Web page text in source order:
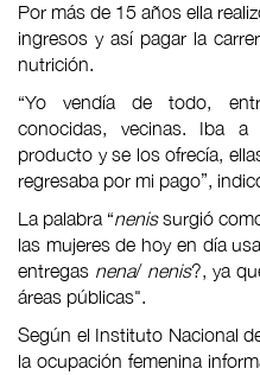
Por más de 15 años ella
ingresos y así pagar la
nutrición.
“Yo vendía de todo,
conocidas, vecinas. Iba
producto y se los ofrecía,
regresaba por mi pago”,
La palabra “nenissurgió
las mujeres de hoy en día
entregas nena/ nenis?, ya
áreas públicas".
Según el Instituto Nacional
la ocupación femenina